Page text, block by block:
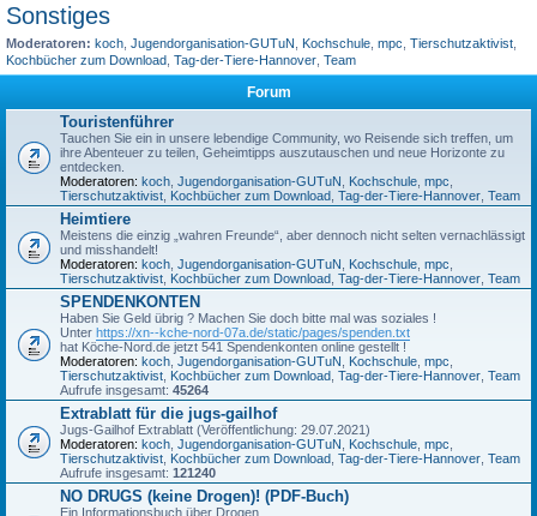
Sonstiges
Moderatoren: koch Jugendorganisation-GUTuN Kochschule mpc Tierschutzaktivist
Kochbücher zum Download Tag-der-Tiere-Hannover Team
Forum
Touristenführer
Tauchen Sie ein in unsere lebendige Community, wo Reisende sich treffen, um
ihre Abenteuer zu teilen, Geheimtipps auszutauschen und neue Horizonte zu
entdecken.
Moderatoren: koch, Jugendorganisation-GUTuN, Kochschule, mpc,
Tierschutzaktivist, Kochbücher zum Download, Tag-der-Tiere-Hannover, Team
Heimtiere
Meistens die einzig „wahren Freunde“, aber dennoch nicht selten vernachlässigt
und misshandelt!
Moderatoren: koch, Jugendorganisation-GUTuN, Kochschule, mpc,
Tierschutzaktivist, Kochbücher zum Download, Tag-der-Tiere-Hannover, Team
SPENDENKONTEN
Haben Sie Geld übrig ? Machen Sie doch bitte mal was soziales !
Unter https://xn--kche-nord-07a.de/static/pages/spenden.txt
hat Köche-Nord.de jetzt 541 Spendenkonten online gestellt !
Moderatoren: koch, Jugendorganisation-GUTuN, Kochschule, mpc,
Tierschutzaktivist, Kochbücher zum Download, Tag-der-Tiere-Hannover, Team
Aufrufe insgesamt: 45264
Extrablatt für die jugs-gailhof
Jugs-Gailhof Extrablatt (Veröffentlichung: 29.07.2021)
Moderatoren: koch, Jugendorganisation-GUTuN, Kochschule, mpc,
Tierschutzaktivist, Kochbücher zum Download, Tag-der-Tiere-Hannover, Team
Aufrufe insgesamt: 121240
NO DRUGS (keine Drogen)! (PDF-Buch)
Ein Informationsbuch über Drogen